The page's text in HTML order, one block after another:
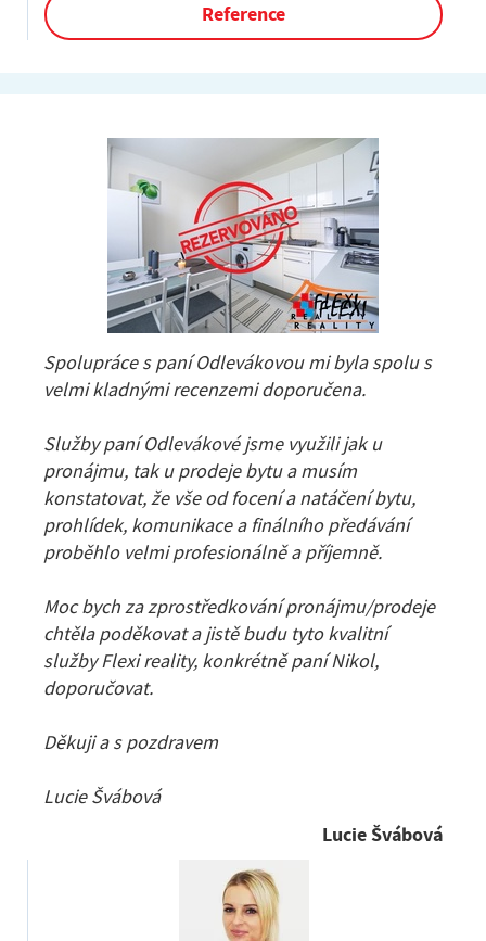
Reference
Spolupráce s paní Odlevákovou mi byla spolu s
velmi kladnými recenzemi doporučena.
Služby paní Odlevákové jsme využili jak u
pronájmu, tak u prodeje bytu a musím
konstatovat, že vše od focení a natáčení bytu,
prohlídek, komunikace a finálního předávání
proběhlo velmi profesionálně a příjemně.
Moc bych za zprostředkování pronájmu/prodeje
chtěla poděkovat a jistě budu tyto kvalitní
služby Flexi reality, konkrétně paní Nikol,
doporučovat.
Děkuji a s pozdravem
Lucie Švábová
Lucie Švábová